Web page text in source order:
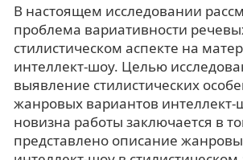
В настоящем исследовании
проблема вариативности
стилистическом аспекте на
интеллект-шоу. Целью
выявление стилистических
жанровых вариантов интеллект-
новизна работы заключается в
представлено описание